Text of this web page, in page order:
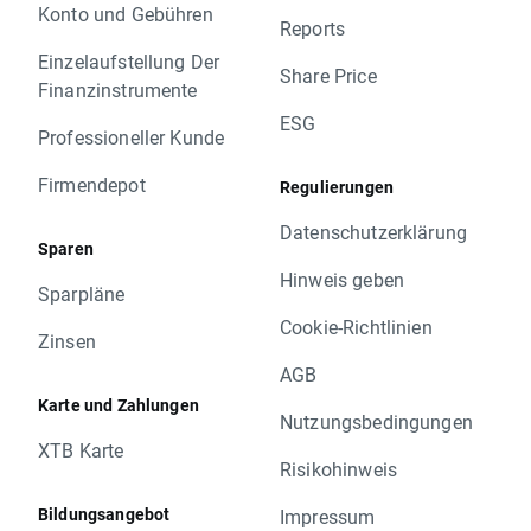
Konto und Gebühren
Einzelaufstellung Der
Finanzinstrumente
Professioneller Kunde
Firmendepot
Sparen
Sparpläne
Zinsen
Karte und Zahlungen
XTB Karte
Bildungsangebot
Reports
Share Price
ESG
Regulierungen
Datenschutzerklärung
Hinweis geben
Cookie-Richtlinien
AGB
Nutzungsbedingungen
Risikohinweis
Impressum